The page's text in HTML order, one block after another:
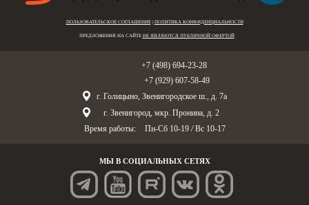
ПОЛЬЗОВАТЕЛЬСКОЕ СОГЛАШЕНИЕ| ПОЛИТИКА КОНФИДЕНЦИАЛЬНОСТИ
ПРЕДЛОЖЕНИЯ НА САЙТЕ НЕ ЯВЛЯЮТСЯ ПУБЛИЧНОЙ ОФЕРТОЙ
+7 (498) 694-23-28
+7 (929) 607-58-49
г. Голицыно, Звенигородское ш., д. 7а
г. Звенигород, мкр. Пронина, д. 2
Время работы:
Пн-Сб 10-19 / Вс 10-17
МЫ В СОЦИАЛЬНЫХ СЕТЯХ